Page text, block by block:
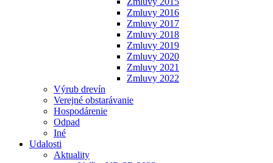
Zmluvy 2016
Zmluvy 2017
Zmluvy 2018
Zmluvy 2019
Zmluvy 2020
Zmluvy 2021
Zmluvy 2022
Výrub drevín
Verejné obstarávanie
Hospodárenie
Odpad
Iné
Udalosti
Aktuality